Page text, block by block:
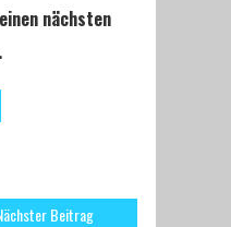
nächsten
Beitrag